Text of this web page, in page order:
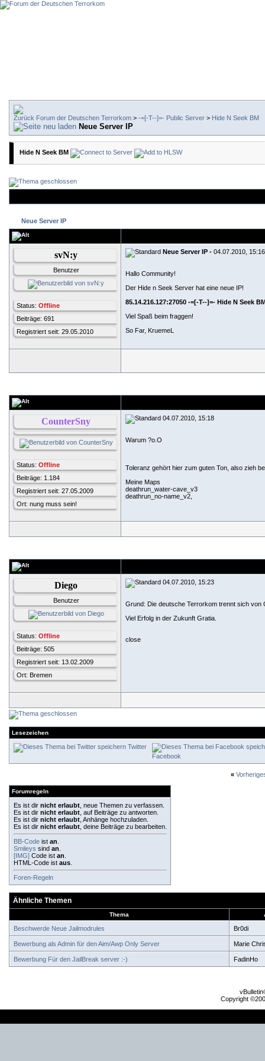
Forum der Deutschen Terrorkom > -=[-T--]=- Public Server > Hide N Seek BM
Neue Server IP
Hide N Seek BM
Neue Server IP
svN:y
Benutzer
Status: Offline
Beiträge: 691
Registriert seit: 29.05.2010
Neue Server IP - 04.07.2010, 15:16
Hallo Community!
Der Hide n Seek Server hat eine neue IP!
85.14.216.127:27050 -=[-T--]=- Hide N Seek
Viel Spaß beim fraggen!
So Far, KruemeL
CounterSny
Status: Offline
Beiträge: 1.184
Registriert seit: 27.05.2009
Ort: nung muss sein!
04.07.2010, 15:18
Warum ?o.O
Toleranz gehört hier zum guten Ton, also zieh
Meine Maps
deathrun_water-cave_v3
deathrun_no-name_v2,
Diego
Benutzer
Status: Offline
Beiträge: 505
Registriert seit: 13.02.2009
Ort: Bremen
04.07.2010, 15:23
Grund: Die deutsche Terrorkom trennt sich von
Viel Erfolg in der Zukunft Gratia.
close
Lesezeichen
Twitter
Facebook
«
Forumregeln
Es ist dir nicht erlaubt , neue Themen zu verfassen.
Es ist dir nicht erlaubt , auf Beiträge zu antworten.
Es ist dir nicht erlaubt , Anhänge hochzuladen.
Es ist dir nicht erlaubt , deine Beiträge zu bearbeiten.
BB-Code ist an
Smileys sind an
[IMG] Code ist an
HTML-Code ist aus
Foren-Regeln
Ähnliche Themen
Thema
Beschwerde Neue Jailmodrules Br0di
Bewerbung als Admin für den Aim/Awp Only Server Marie
Bewerbung Für den JailBreak server :-) FadinHo
Copyright